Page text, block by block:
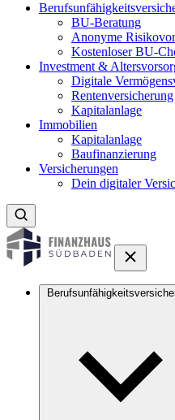
BU-Beratung
Anonyme
Kostenloser BU-
Investment &
Digitale
Rentenversicherung
Kapitalanlage
Immobilien
Kapitalanlage
Baufinanzierung
Versicherungen
Dein digitaler